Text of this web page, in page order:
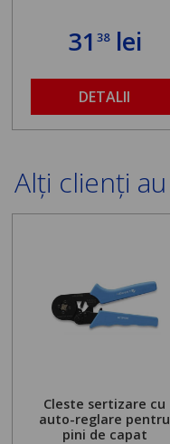
31 38lei
DETALII
Alți clienți
Cleste sertizare cu
auto-reglare pentru
pini de capat